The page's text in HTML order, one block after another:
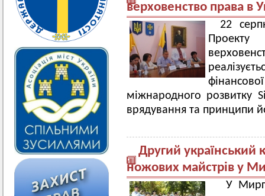
верховенство права в
22
Проекту
міжнародного
врядування та принципи
Другий український
ножових майстрів у
У